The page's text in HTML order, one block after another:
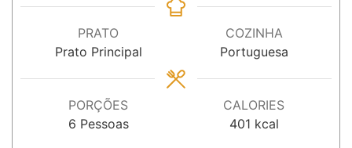
PRATO
Prato Principal
COZINHA
Portuguesa
PORÇÕES
6 Pessoas
CALORIES
401 kcal